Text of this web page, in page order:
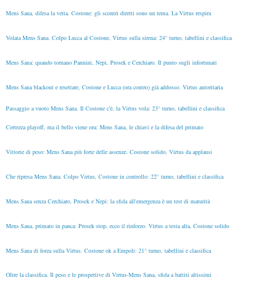
Mens Sana, difesa la vetta. Costone: gli scontri diretti sono un tema. La Virtus respira
Volata Mens Sana. Colpo Lucca al Costone, Virtus sulla sirena: 24° turno, tabellini e classifica
Mens Sana: quando tornano Pannini, Nepi, Prosek e Cerchiaro. Il punto sugli infortunati
Mens Sana blackout e resettare, Costone e Lucca (ora contro) già addosso. Virtus autoritaria
Passaggio a vuoto Mens Sana. Il Costone c'è, la Virtus vola: 23° turno, tabellini e classifica
Certezza playoff, ma il bello viene ora: Mens Sana, le chiavi e la difesa del primato
Vittorie di peso: Mens Sana più forte delle assenze. Costone solido, Virtus da applausi
Che ripresa Mens Sana. Colpo Virtus, Costone in controllo: 22° turno, tabellini e classifica
Mens Sana senza Cerchiaro, Prosek e Nepi: la sfida all'emergenza è un test di maturità
Mens Sana, primato in panca: Prosek stop, ecco il rinforzo. Virtus a testa alta, Costone solido
Mens Sana di forza sulla Virtus. Costone ok a Empoli: 21° turno, tabellini e classifica
Oltre la classifica. Il peso e le prospettive di Virtus-Mens Sana, sfida a battiti altissimi